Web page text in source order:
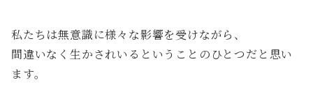
私たちは無意識に様々な影響を受けながら、
間違いなく生かされいるということのひとつだと思い
ます。